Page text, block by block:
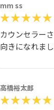
mm ss
カウンセラー
向きになれまし
高橋裕太郎